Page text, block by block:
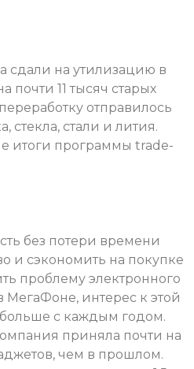
сдали на утилизацию в
почти 11 тысяч старых
отправилось
стекла, стали и лития.
итоги программы trade-
без потери времени
и сэкономить на покупке
проблему электронного
МегаФоне, интерес к этой
больше с каждым годом.
приняла почти на
чем в прошлом.